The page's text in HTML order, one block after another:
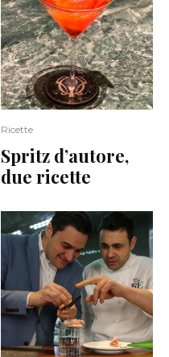
Ricette
Spritz d’autore,
due ricette